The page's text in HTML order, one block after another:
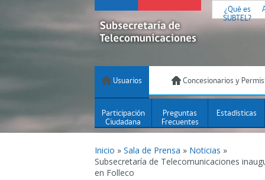
¿Qué es
SUBTEL?
Usuarios Concesionarios y
Participación
Ciudadana
Preguntas
Frecuentes
Estadísticas
Inicio » Sala de Prensa » Noticias »
Subsecretaría de Telecomunicaciones
en Folleco